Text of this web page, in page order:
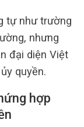
tự như trường
nhưng
đại diện Việt
quyền.
hợp